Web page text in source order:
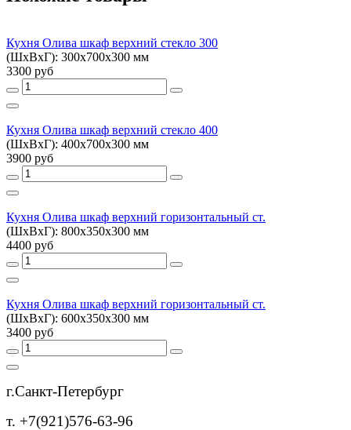
Кухня Олива шкаф верхний стекло 300
(ШхВхГ): 300х700х300 мм
3300 руб
Кухня Олива шкаф верхний стекло 400
(ШхВхГ): 400х700х300 мм
3900 руб
Кухня Олива шкаф верхний горизонтальный ст.
(ШхВхГ): 800х350х300 мм
4400 руб
Кухня Олива шкаф верхний горизонтальный ст.
(ШхВхГ): 600х350х300 мм
3400 руб
г.Санкт-Петербург
т. +7(921)576-63-96